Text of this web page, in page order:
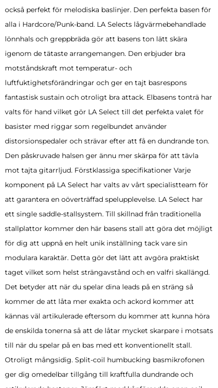
också perfekt för melodiska baslinjer. Den perfekta basen för
alla i Hardcore/Punk-band. LA Selects lågvärmebehandlade
lönnhals och greppbräda gör att basens ton lätt skära
igenom de tätaste arrangemangen. Den erbjuder bra
motståndskraft mot temperatur- och
luftfuktighetsförändringar och ger en tajt basrespons
fantastisk sustain och otroligt bra attack. Elbasens tonträ har
valts för hand vilket gör LA Select till det perfekta valet för
basister med riggar som regelbundet använder
distorsionspedaler och strävar efter att få en dundrande ton.
Den påskruvade halsen ger ännu mer skärpa för att tävla
mot tajta gitarrljud. Förstklassiga specifikationer Varje
komponent på LA Select har valts av vårt specialistteam för
att garantera en oöverträffad spelupplevelse. LA Select har
ett single saddle-stallsystem. Till skillnad från traditionella
stallplattor kommer den här basens stall att göra det möjligt
för dig att uppnå en helt unik inställning tack vare sin
modulara karaktär. Detta gör det lätt att avgöra praktiskt
taget vilket som helst strängavstånd och en valfri skallängd.
Det betyder att när du spelar dina leads på en sträng så
kommer de att låta mer exakta och ackord kommer att
kännas väl artikulerade eftersom du kommer att kunna höra
de enskilda tonerna så att de låtar mycket skarpare i motsats
till när du spelar på en bas med ett konventionellt stall.
Otroligt mångsidig. Split-coil humbucking basmikrofonen
ger dig omedelbar tillgång till kraftfulla dundrande och